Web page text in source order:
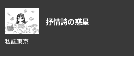
抒情詩の惑星
私誌東京